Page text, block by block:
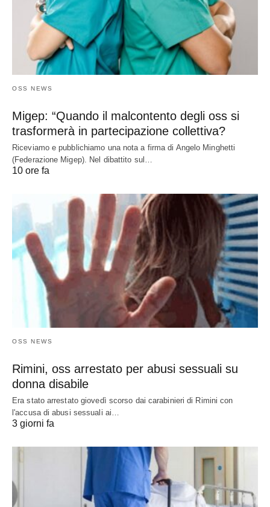
OSS NEWS
Migep: “Quando il malcontento degli oss si
trasformerà in partecipazione collettiva?
Riceviamo e pubblichiamo una nota a firma di Angelo Minghetti
(Federazione Migep). Nel dibattito sul…
10 ore fa
OSS NEWS
Rimini, oss arrestato per abusi sessuali su
donna disabile
Era stato arrestato giovedì scorso dai carabinieri di Rimini con
l'accusa di abusi sessuali ai…
3 giorni fa